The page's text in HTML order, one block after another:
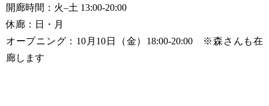
開廊時間：火–土 13:00-20:00
休廊：日・月
オープニング：10月10日（金）18:00-20:00 ※森さんも在
廊します